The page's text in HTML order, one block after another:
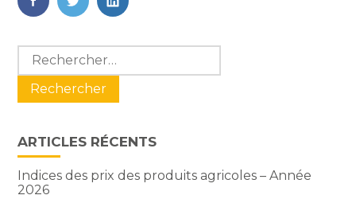
FaceBook
TwitterLinkedIn
Blog
sidebar
Rechercher :
ARTICLES RÉCENTS
Indices des prix des produits agricoles – Année
2026